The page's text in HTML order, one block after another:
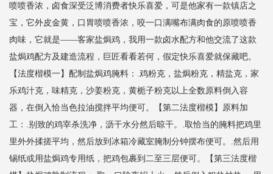
喷喷香浓，卤食深受泛博消费者快乐喜爱，可是他家有一款镇店之
宝，它外皮金黄，口胃喷喷香浓，咬一口满嘴布满肉食的原喷喷香
肉味，它就是——客家盐焗鸡，我用一款卤水配方和他交流了这款
盐焗鸡配方及建造流程，巨匠看看若何，假定快乐喜爱就保藏吧。
【法度楷模一】配制盐焗鸡腌料：.鸡粉克，盐焗粉克，精盐克，家
乐鸡汁克，味精克，沙姜粉克，黄栀子粉克以上全数原料倒入容
器，在倒入恰当色拉油搅拌平均便可。【第二法度楷模】原料加
工：.别致的鸡宰杀洗净，沥干水分然后晾干。.取恰当的腌料把鸡里
里外外揉搓平均，然后放到冰箱冷藏室腌制分钟摆布便可。.然后用
锡纸或用盐焗鸡专用纸，把鸡包裹到二至三层便可。【第三法度楷